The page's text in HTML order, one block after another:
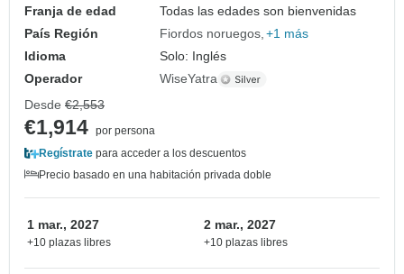
Franja de edad
Todas las edades son bienvenidas
País Región
Fiordos noruegos +1 más
Idioma
Solo: Inglés
Operador
WiseYatra
Desde €2,553
€1,914 por persona
Regístrate para acceder a los descuentos
Precio basado en una habitación privada doble
1 mar., 2027
+10 plazas libres
2 mar., 2027
+10 plazas libres